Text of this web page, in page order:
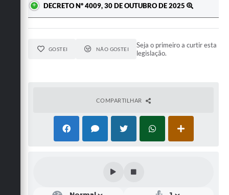
DECRETO Nº 4009, 30 DE OUTUBRO DE 2025
GOSTEI NÃO GOSTEI
Seja o primeiro a curtir esta
legislação.
COMPARTILHAR